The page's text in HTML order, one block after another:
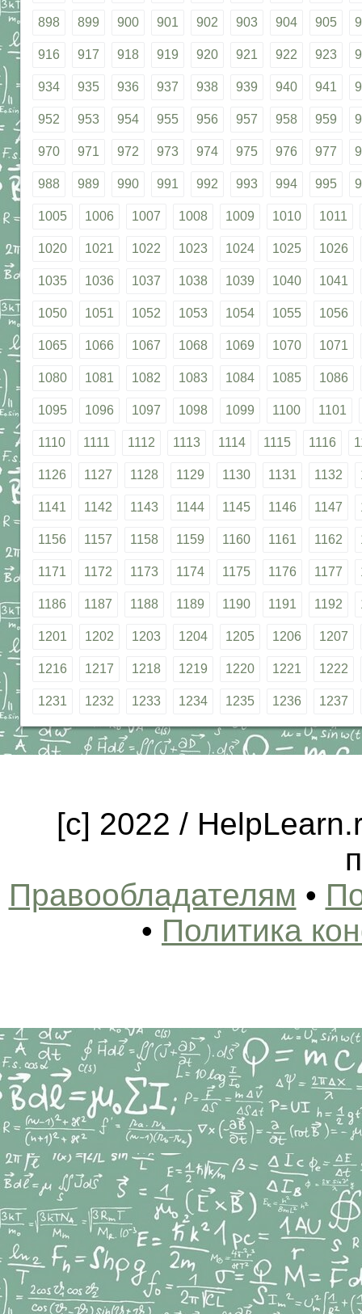
898 899 900 901 902 903 904 905
916 917 918 919 920 921 922 923
934 935 936 937 938 939 940 941
952 953 954 955 956 957 958 959
970 971 972 973 974 975 976 977
988 989 990 991 992 993 994 995
1005 1006 1007 1008 1009 1010 1011
1020 1021 1022 1023 1024 1025 1026
1035 1036 1037 1038 1039 1040 1041
1050 1051 1052 1053 1054 1055 1056
1065 1066 1067 1068 1069 1070 1071
1080 1081 1082 1083 1084 1085 1086
1095 1096 1097 1098 1099 1100 1101
1110 1111 1112 1113 1114 1115 1116
1126 1127 1128 1129 1130 1131 1132
1141 1142 1143 1144 1145 1146 1147
1156 1157 1158 1159 1160 1161 1162
1171 1172 1173 1174 1175 1176 1177
1186 1187 1188 1189 1190 1191 1192
1201 1202 1203 1204 1205 1206 1207
1216 1217 1218 1219 1220 1221 1222
1231 1232 1233 1234 1235 1236 1237
[c] 2022 /
Правообладателям •
• Политика